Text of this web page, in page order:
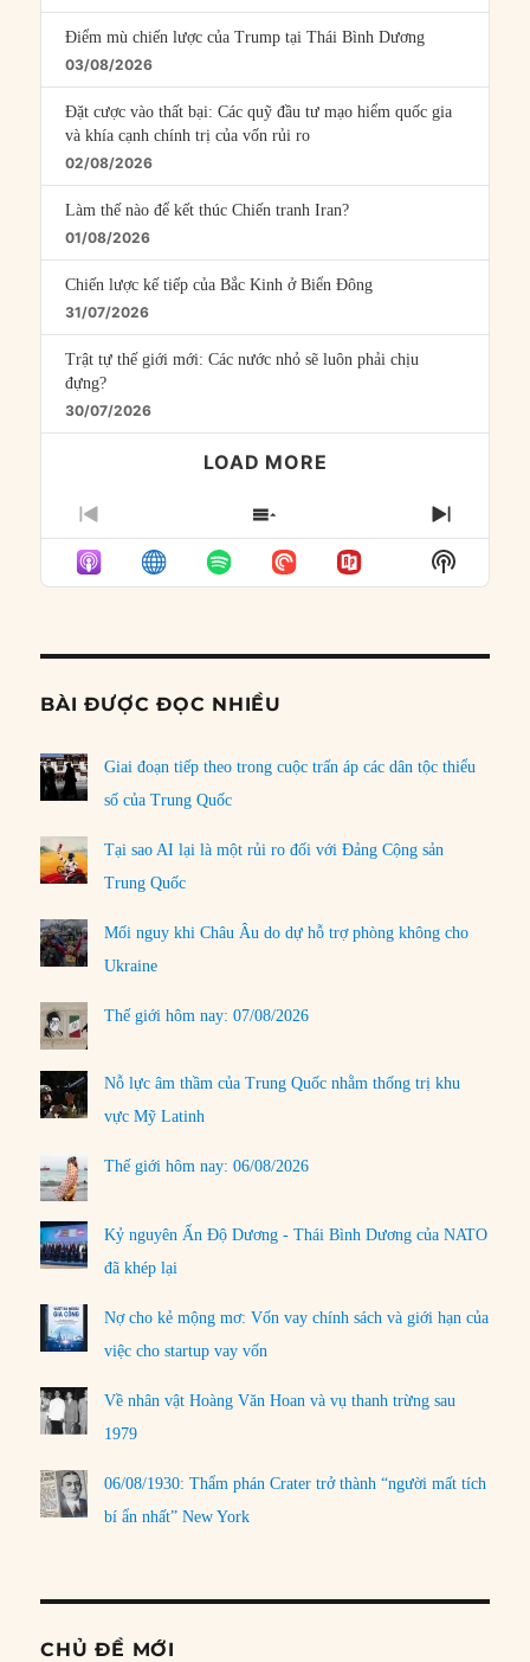
Điểm mù chiến lược của Trump tại Thái Bình Dương
03/08/2026
Đặt cược vào thất bại: Các quỹ đầu tư mạo hiểm quốc gia
và khía cạnh chính trị của vốn rủi ro
02/08/2026
Làm thế nào để kết thúc Chiến tranh Iran?
01/08/2026
Chiến lược kế tiếp của Bắc Kinh ở Biển Đông
31/07/2026
Trật tự thế giới mới: Các nước nhỏ sẽ luôn phải chịu
đựng?
30/07/2026
LOAD MORE
PREVIOUS
EPISODE
SHOW
EPISODES
LIST
NEXT
Show
Podcast
BÀI ĐƯỢC ĐỌC NHIỀU
Giai đoạn tiếp theo trong cuộc trấn áp các dân tộc thiểu
số của Trung Quốc
Tại sao AI lại là một rủi ro đối với Đảng Cộng sản
Trung Quốc
Mối nguy khi Châu Âu do dự hỗ trợ phòng không cho
Ukraine
Thế giới hôm nay: 07/08/2026
Nỗ lực âm thầm của Trung Quốc nhằm thống trị khu
vực Mỹ Latinh
Thế giới hôm nay: 06/08/2026
Kỷ nguyên Ấn Độ Dương - Thái Bình Dương của NATO
đã khép lại
Nợ cho kẻ mộng mơ: Vốn vay chính sách và giới hạn của
việc cho startup vay vốn
Về nhân vật Hoàng Văn Hoan và vụ thanh trừng sau
1979
06/08/1930: Thẩm phán Crater trở thành “người mất tích
bí ẩn nhất” New York
CHỦ ĐỀ MỚI